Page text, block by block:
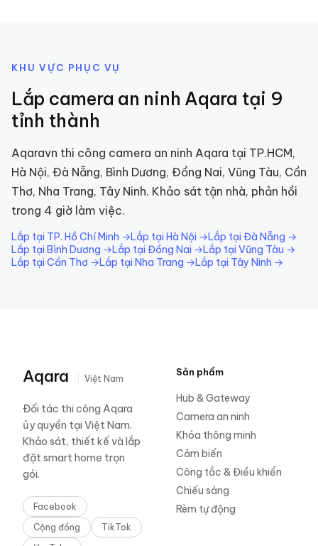
KHU VỰC PHỤC VỤ
Lắp camera an ninh Aqara tại 9
tỉnh thành
Aqaravn thi công camera an ninh Aqara tại TP.HCM,
Hà Nội, Đà Nẵng, Bình Dương, Đồng Nai, Vũng Tàu, Cần
Thơ, Nha Trang, Tây Ninh. Khảo sát tận nhà, phản hồi
trong 4 giờ làm việc.
Lắp tại TP. Hồ Chí Minh →Lắp tại Hà Nội →Lắp tại Đà Nẵng →
Lắp tại Bình Dương →Lắp tại Đồng Nai →Lắp tại Vũng Tàu →
Lắp tại Cần Thơ →Lắp tại Nha Trang →Lắp tại Tây Ninh →
Aqara Việt Nam
Đối tác thi công Aqara
ủy quyền tại Việt Nam.
Khảo sát, thiết kế và lắp
đặt smart home trọn
gói.
Facebook
Cộng đồng
TikTok
Sản phẩm
Hub & Gateway
Camera an ninh
Khóa thông minh
Cảm biến
Công tắc & Điều khiển
Chiếu sáng
Rèm tự động